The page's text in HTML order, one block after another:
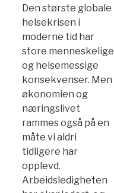
Den største globale
helsekrisen i
moderne tid har
store menneskelige
og helsemessige
konsekvenser. Men
økonomien og
næringslivet
rammes også på en
måte vi aldri
tidligere har
opplevd.
Arbeidsledigheten